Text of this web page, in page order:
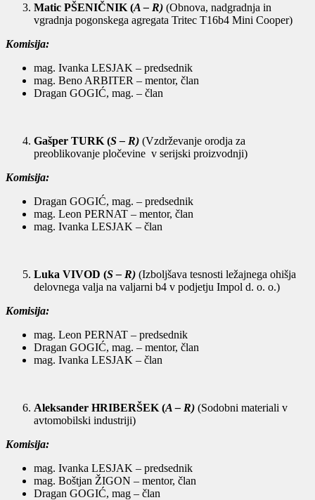
Matic PŠENIČNIK (A – R) (Obnova, nadgradnja in
vgradnja pogonskega agregata Tritec T16b4 Mini Cooper)
Komisija:
mag. Ivanka LESJAK – predsednik
mag. Beno ARBITER – mentor, član
Dragan GOGIĆ, mag. – član
Gašper TURK (S – R) (Vzdrževanje orodja za
preoblikovanje pločevine v serijski proizvodnji)
Komisija:
Dragan GOGIĆ, mag. – predsednik
mag. Leon PERNAT – mentor, član
mag. Ivanka LESJAK – član
Luka VIVOD (S – R) (Izboljšava tesnosti ležajnega ohišja
delovnega valja na valjarni b4 v podjetju Impol d. o. o.)
Komisija:
mag. Leon PERNAT – predsednik
Dragan GOGIĆ, mag. – mentor, član
mag. Ivanka LESJAK – član
Aleksander HRIBERŠEK (A – R) (Sodobni materiali v
avtomobilski industriji)
Komisija:
mag. Ivanka LESJAK – predsednik
mag. Boštjan ŽIGON – mentor, član
Dragan GOGIĆ, mag – član